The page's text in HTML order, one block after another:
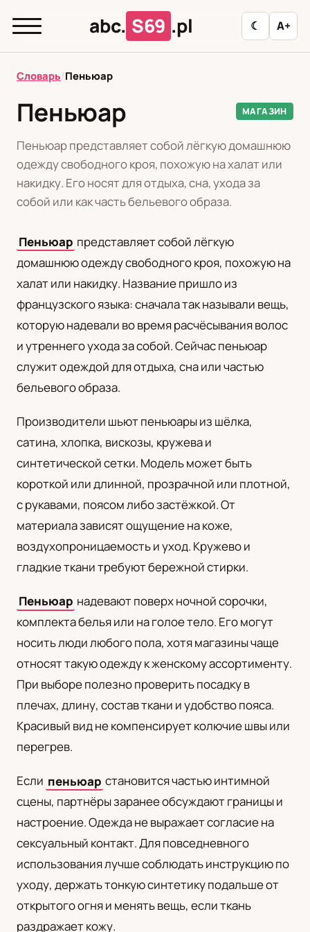
abc. S69 .pl ☾ A+
abc.
В
Л
М Н О П Р С Т
У
Ф
Ц Ш Э
Редакционная политика
Polski Русский
UA
Українська
Словарь/Пеньюар
Пеньюар МАГАЗИН
Пеньюар представляет собой лёгкую домашнюю
одежду свободного кроя, похожую на халат или
накидку. Его носят для отдыха, сна, ухода за
собой или как часть бельевого образа.
Пеньюар представляет собой лёгкую
домашнюю одежду свободного кроя, похожую на
халат или накидку. Название пришло из
французского языка: сначала так называли вещь,
которую надевали во время расчёсывания волос
и утреннего ухода за собой. Сейчас пеньюар
служит одеждой для отдыха, сна или частью
бельевого образа.
Производители шьют пеньюары из шёлка,
сатина, хлопка, вискозы, кружева и
синтетической сетки. Модель может быть
короткой или длинной, прозрачной или плотной,
с рукавами, поясом либо застёжкой. От
материала зависят ощущение на коже,
воздухопроницаемость и уход. Кружево и
гладкие ткани требуют бережной стирки.
Пеньюар надевают поверх ночной сорочки,
комплекта белья или на голое тело. Его могут
носить люди любого пола, хотя магазины чаще
относят такую одежду к женскому ассортименту.
При выборе полезно проверить посадку в
плечах, длину, состав ткани и удобство пояса.
Красивый вид не компенсирует колючие швы или
перегрев.
Если пеньюар становится частью интимной
сцены, партнёры заранее обсуждают границы и
настроение. Одежда не выражает согласие на
сексуальный контакт. Для повседневного
использования лучше соблюдать инструкцию по
уходу, держать тонкую синтетику подальше от
открытого огня и менять вещь, если ткань
раздражает кожу.